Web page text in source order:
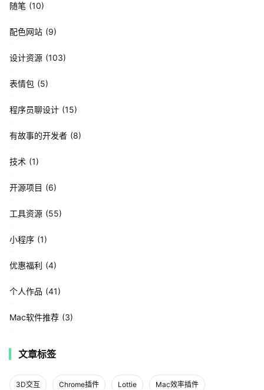
随笔 10
配色网站 9
设计资源 103
表情包 5
程序员聊设计 15
有故事的开发者 8
技术 1
开源项目 6
工具资源 55
小程序 1
优惠福利 4
个人作品 41
Mac软件推荐 3
文章标签
3D交互 Chrome插件 Lottie Mac效率插件